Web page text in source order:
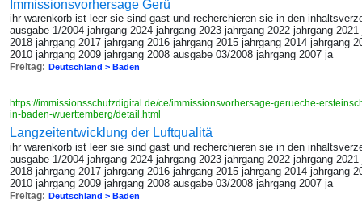
Immissionsvorhersage Gerü
ihr warenkorb ist leer sie sind gast und recherchieren sie in den
ausgabe 1/2004 jahrgang 2024 jahrgang 2023 jahrgang 2022 jahrgang
2018 jahrgang 2017 jahrgang 2016 jahrgang 2015 jahrgang 2014 jahrgang
2010 jahrgang 2009 jahrgang 2008 ausgabe 03/2008 jahrgang 2007 ja
Freitag: Deutschland > Baden
https://immissionsschutzdigital.de/ce/immissionsvorhersage-gerueche-
in-baden-wuerttemberg/detail.html
Langzeitentwicklung der Luftqualitä
ihr warenkorb ist leer sie sind gast und recherchieren sie in den
ausgabe 1/2004 jahrgang 2024 jahrgang 2023 jahrgang 2022 jahrgang
2018 jahrgang 2017 jahrgang 2016 jahrgang 2015 jahrgang 2014 jahrgang
2010 jahrgang 2009 jahrgang 2008 ausgabe 03/2008 jahrgang 2007 ja
Freitag: Deutschland > Baden